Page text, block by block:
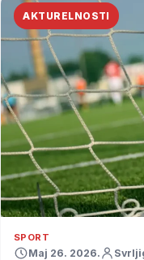
AKTURELNOSTI
SPORT
Maj 26. 2026.